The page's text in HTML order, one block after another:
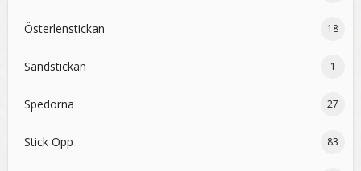
Österlenstickan 18
Sandstickan 1
Spedorna 27
Stick Opp 83